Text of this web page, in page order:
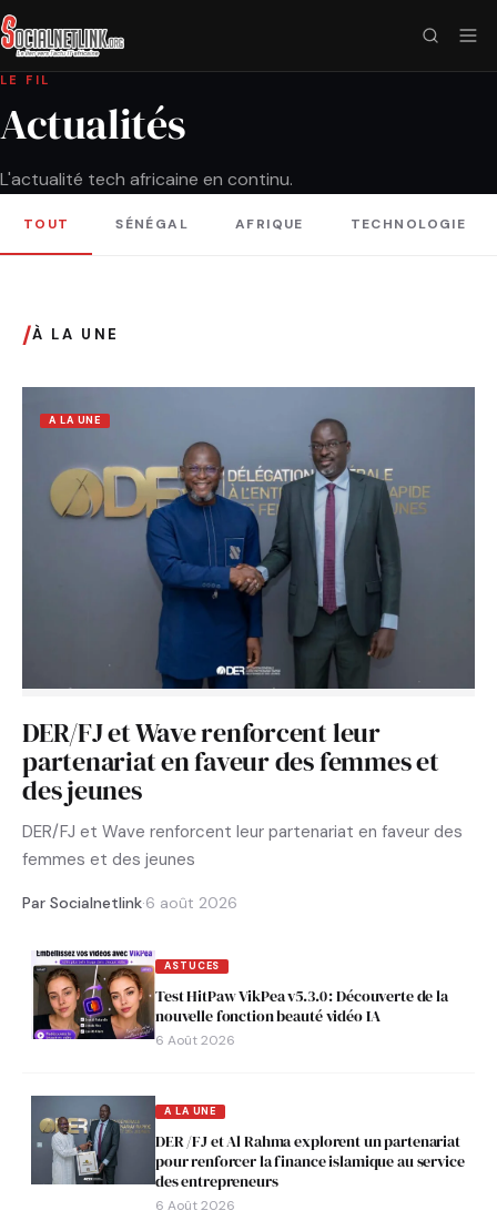
LE FIL
Actualités
L'actualité tech africaine en continu.
TOUT SÉNÉGAL AFRIQUE TECHNOLOGIE
/À LA UNE
A LA UNE
DER/FJ et Wave renforcent leur
partenariat en faveur des femmes et
des jeunes
DER/FJ et Wave renforcent leur partenariat en faveur des
femmes et des jeunes
Par Socialnetlink·6 août 2026
ASTUCES
Test HitPaw VikPea v5.3.0 : Découverte de la
nouvelle fonction beauté vidéo IA
6 Août 2026
A LA UNE
DER /FJ et Al Rahma explorent un partenariat
pour renforcer la finance islamique au service
des entrepreneurs
6 Août 2026